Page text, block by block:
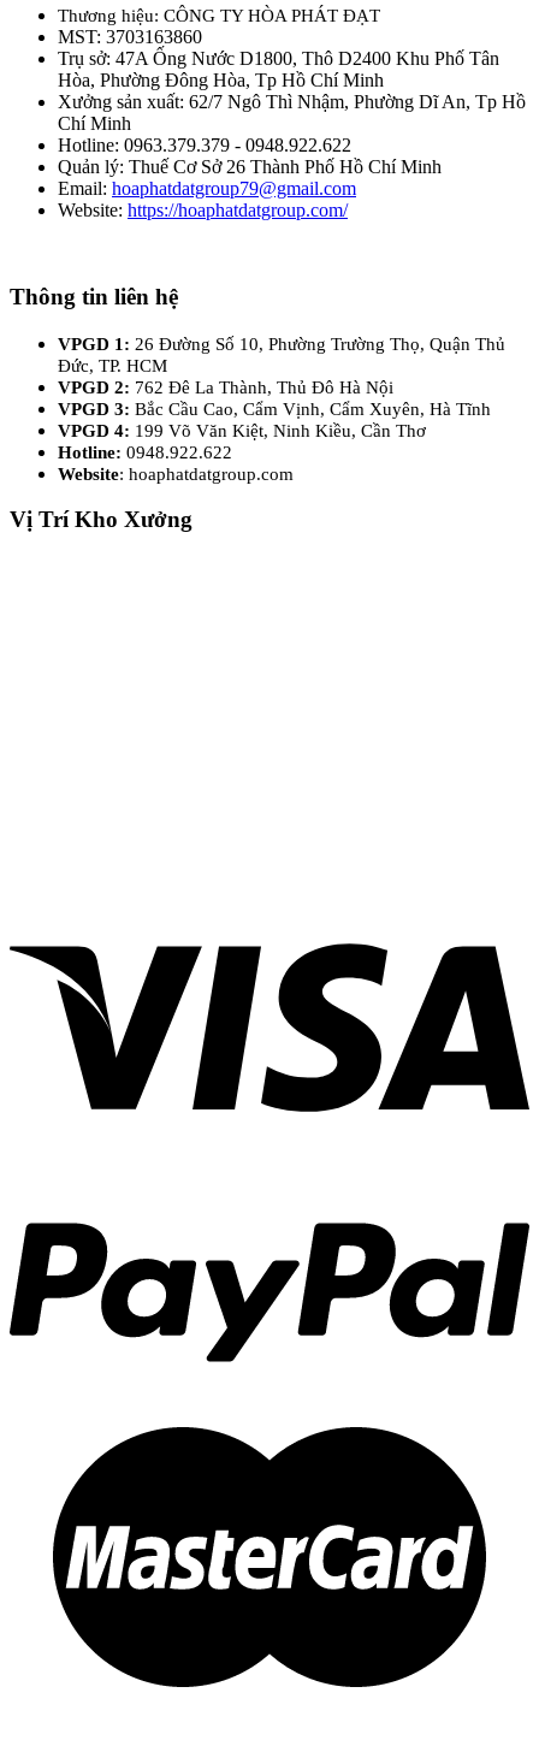
Thương hiệu: CÔNG TY HÒA PHÁT ĐẠT
MST: 3703163860
Trụ sở: 47A Ống Nước D1800, Thô D2400 Khu Phố Tân
Hòa, Phường Đông Hòa, Tp Hồ Chí Minh
Xưởng sản xuất: 62/7 Ngô Thì Nhậm, Phường Dĩ An, Tp Hồ
Chí Minh
Hotline: 0963.379.379 - 0948.922.622
Quản lý: Thuế Cơ Sở 26 Thành Phố Hồ Chí Minh
Email: hoaphatdatgroup79@gmail.com
Website: https://hoaphatdatgroup.com/
Thông tin liên hệ
VPGD 1: 26 Đường Số 10, Phường Trường Thọ, Quận Thủ
Đức, TP. HCM
VPGD 2: 762 Đê La Thành, Thủ Đô Hà Nội
VPGD 3: Bắc Cầu Cao, Cẩm Vịnh, Cẩm Xuyên, Hà Tĩnh
VPGD 4: 199 Võ Văn Kiệt, Ninh Kiều, Cần Thơ
Hotline: 0948.922.622
Website: hoaphatdatgroup.com
Vị Trí Kho Xưởng